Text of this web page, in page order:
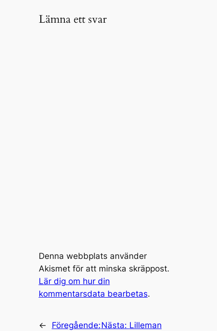
Lämna ett svar
Denna webbplats använder
Akismet för att minska skräppost.
Lär dig om hur din
kommentarsdata bearbetas.
←
Föregående:Nästa: Lilleman